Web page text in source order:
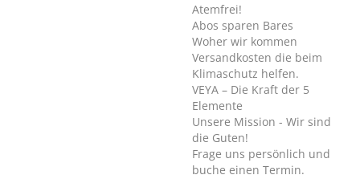
Atemfrei!
Abos sparen Bares
Woher wir kommen
Versandkosten die beim
Klimaschutz helfen.
VEYA – Die Kraft der 5
Elemente
Unsere Mission - Wir sind
die Guten!
Frage uns persönlich und
buche einen Termin.